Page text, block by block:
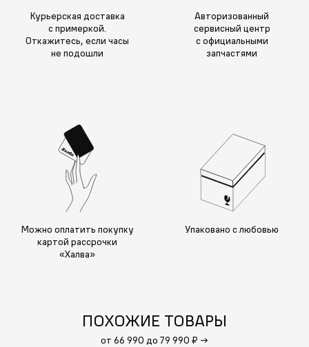
Курьерская доставка
с примеркой.
Откажитесь, если часы
не подошли
Авторизованный
сервисный центр
с официальными
запчастями
Можно оплатить покупку
картой рассрочки
«Халва»
Упаковано с любовью
ПОХОЖИЕ ТОВАРЫ
от 66 990 до 79 990 ₽ →